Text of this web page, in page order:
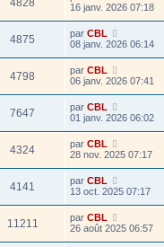
16 janv. 2026 07:18
4875 par CBL
08 janv. 2026 06:14
4798 par CBL
06 janv. 2026 07:41
7647 par CBL
01 janv. 2026 06:02
4324 par CBL
28 nov. 2025 07:17
4141 par CBL
13 oct. 2025 07:17
11211 par CBL
26 août 2025 06:57